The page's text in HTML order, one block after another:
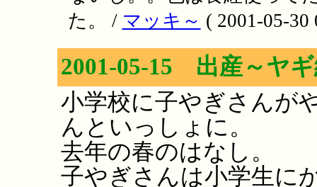
た。 / マッキ～ ( 2001-05-30
2001-05-15 出産～ヤ
小学校に子やぎさんが
んといっしょに。
去年の春のはなし。
子やぎさんは小学生に